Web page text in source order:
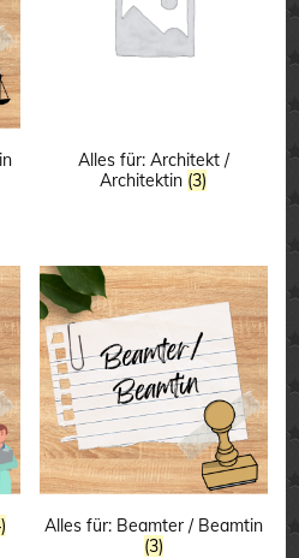
Alles für: Architekt /
Architektin (3)
Alles für: Beamter / Beamtin
(3)